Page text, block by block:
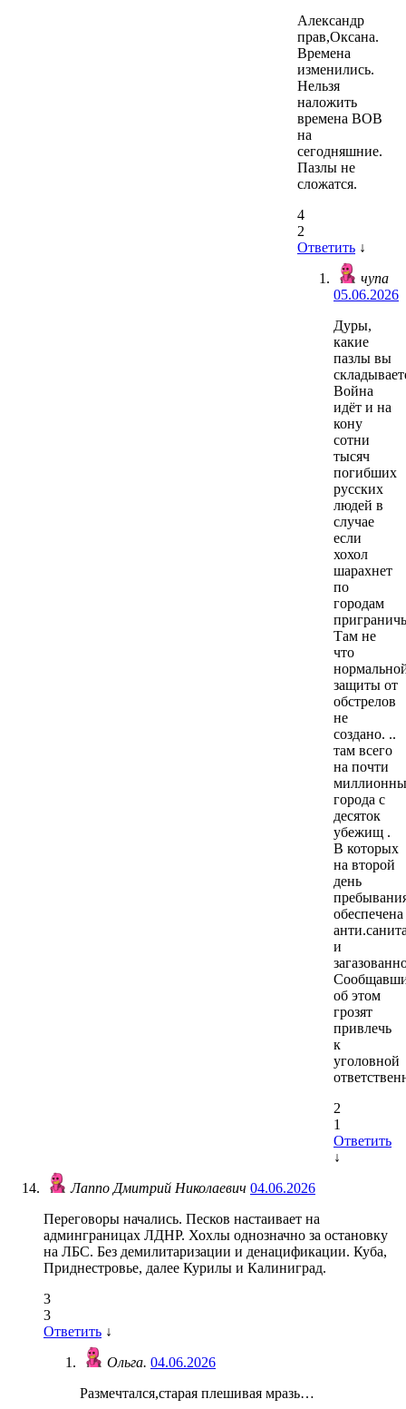
Александр
прав,Оксана.
Времена
изменились.
Нельзя
наложить
времена ВОВ
на
сегодняшние.
Пазлы не
сложатся.
4
2
Ответить ↓
чупа
05.06.2026
Дуры,
какие
пазлы вы
Война
идёт и на
кону
сотни
тысяч
погибших
русских
людей в
случае
если
хохол
шарахнет
по
городам
Там не
что
защиты от
обстрелов
не
создано. ..
там всего
на почти
города с
десяток
убежищ .
В которых
на второй
день
обеспечена
и
об этом
грозят
привлечь
к
уголовной
2
1
Ответить
↓
Лаппо Дмитрий Николаевич 04.06.2026
Переговоры начались. Песков настаивает на
админграницах ЛДНР. Хохлы однозначно за остановку
на ЛБС. Без демилитаризации и денацификации. Куба,
Приднестровье, далее Курилы и Калиниград.
3
3
Ответить ↓
Ольга. 04.06.2026
Размечтался,старая плешивая мразь…